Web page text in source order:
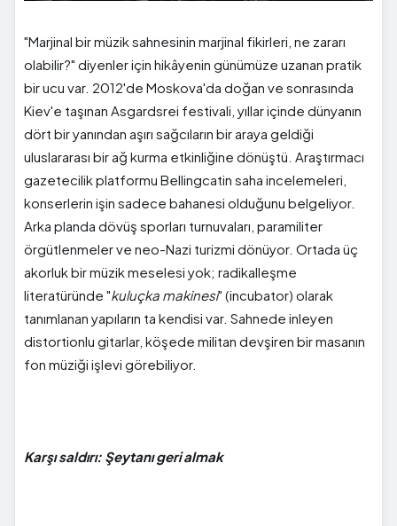
"Marjinal bir müzik sahnesinin marjinal fikirleri, ne zararı
olabilir?" diyenler için hikâyenin günümüze uzanan pratik
bir ucu var. 2012'de Moskova'da doğan ve sonrasında
Kiev'e taşınan Asgardsrei festivali, yıllar içinde dünyanın
dört bir yanından aşırı sağcıların bir araya geldiği
uluslararası bir ağ kurma etkinliğine dönüştü. Araştırmacı
gazetecilik platformu Bellingcatin saha incelemeleri,
konserlerin işin sadece bahanesi olduğunu belgeliyor.
Arka planda dövüş sporları turnuvaları, paramiliter
örgütlenmeler ve neo-Nazi turizmi dönüyor. Ortada üç
akorluk bir müzik meselesi yok; radikalleşme
literatüründe "kuluçka makinesi" (incubator) olarak
tanımlanan yapıların ta kendisi var. Sahnede inleyen
distortionlu gitarlar, köşede militan devşiren bir masanın
fon müziği işlevi görebiliyor.
Karşı saldırı: Şeytanı geri almak